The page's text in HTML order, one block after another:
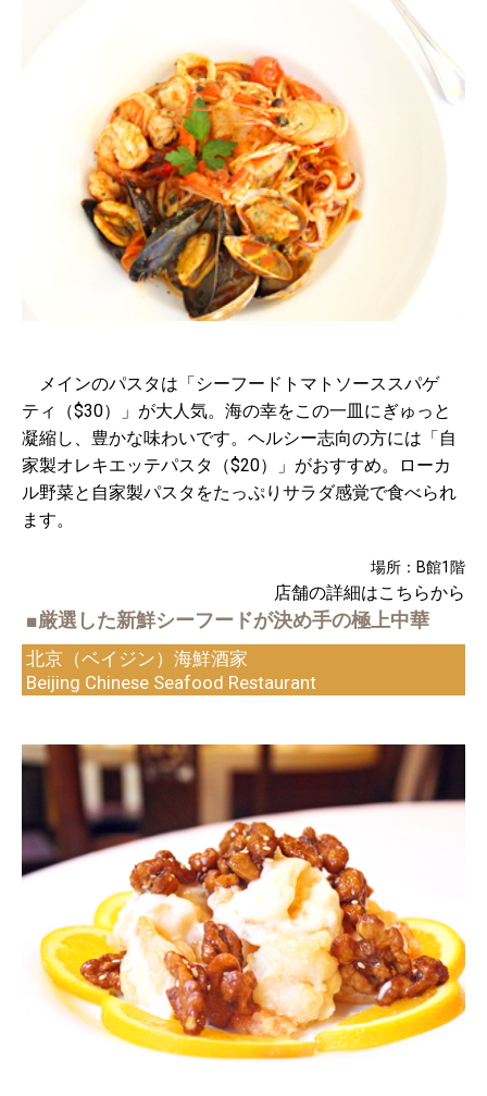
メインのパスタは「シーフードトマトソーススパゲ
ティ（$30）」が大人気。海の幸をこの一皿にぎゅっと
凝縮し、豊かな味わいです。ヘルシー志向の方には「自
家製オレキエッテパスタ（$20）」がおすすめ。ローカ
ル野菜と自家製パスタをたっぷりサラダ感覚で食べられ
ます。
場所：B館1階
店舗の詳細はこちらから
■厳選した新鮮シーフードが決め手の極上中華
北京（ベイジン）海鮮酒家
Beijing Chinese Seafood Restaurant